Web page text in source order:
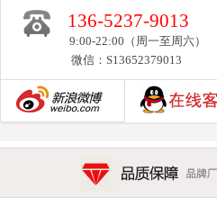
136-5237-9013
9:00-22:00（周一至周六）
微信：S13652379013
品质保障 品牌厂家 官方授权